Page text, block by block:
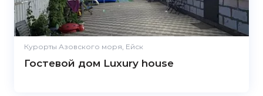
Курорты Азовского моря, Ейск
Гостевой дом Luxury house